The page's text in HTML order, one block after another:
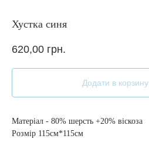
Хустка синя
620,00 грн.
Додати в корзину
Матеріал - 80% шерсть +20% віскоза
Розмір 115см*115см